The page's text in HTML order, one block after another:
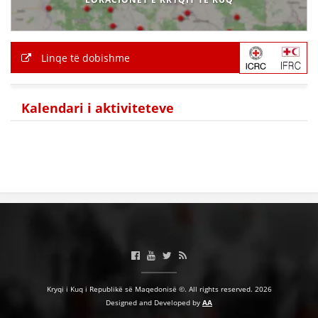
HULUMTIMI I OPINIONIT PUBLIK
MARRËVESHJE
KUSH JEMI NE
Linqe të dobishme
Kalendari i aktiviteteve
Kryqi i Kuq i Republikë së Maqedonisë ©. All rights reserved. 2026
Designed and Developed by AA